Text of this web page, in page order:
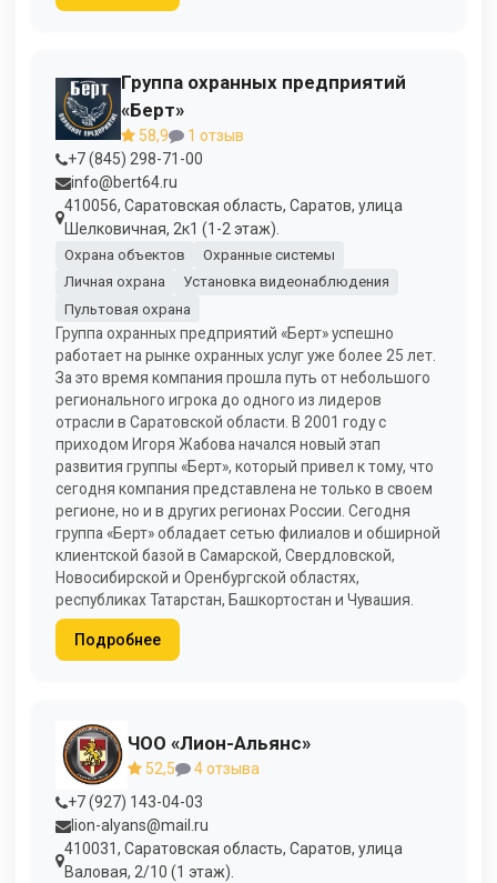
Группа охранных предприятий
«Берт»
58,9
1 отзыв
+7 (845) 298-71-00
info@bert64.ru
410056, Саратовская область, Саратов, улица
Шелковичная, 2к1 (1-2 этаж).
Охрана объектов
Охранные системы
Личная охрана
Установка видеонаблюдения
Пультовая охрана
Группа охранных предприятий «Берт» успешно
работает на рынке охранных услуг уже более 25 лет.
За это время компания прошла путь от небольшого
регионального игрока до одного из лидеров
отрасли в Саратовской области. В 2001 году с
приходом Игоря Жабова начался новый этап
развития группы «Берт», который привел к тому, что
сегодня компания представлена не только в своем
регионе, но и в других регионах России. Сегодня
группа «Берт» обладает сетью филиалов и обширной
клиентской базой в Самарской, Свердловской,
Новосибирской и Оренбургской областях,
республиках Татарстан, Башкортостан и Чувашия.
Подробнее
ЧОО «Лион-Альянс»
52,5
4 отзыва
+7 (927) 143-04-03
lion-alyans@mail.ru
410031, Саратовская область, Саратов, улица
Валовая, 2/10 (1 этаж).